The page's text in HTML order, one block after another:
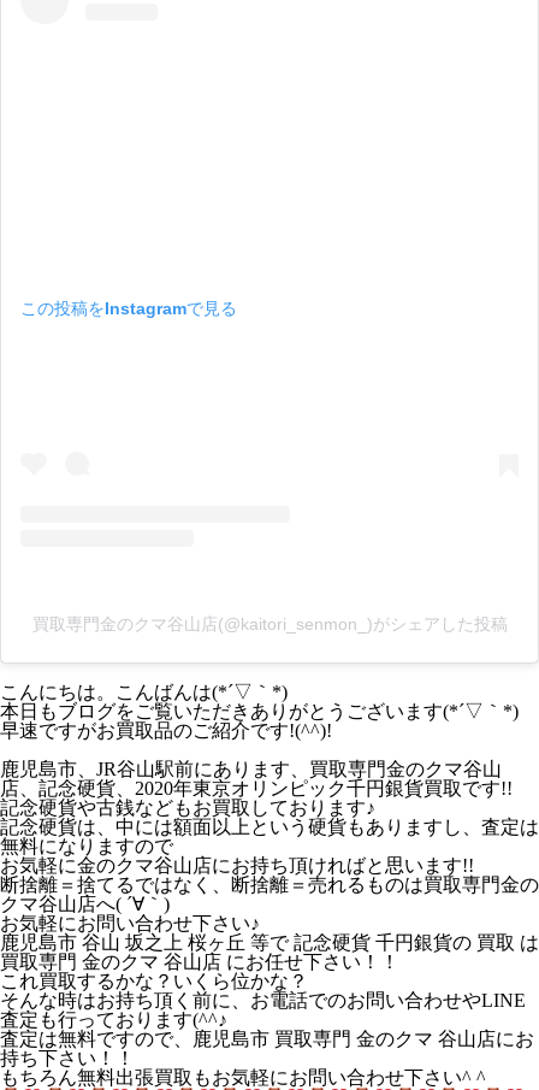
この投稿をInstagramで見る
買取専門金のクマ谷山店(@kaitori_senmon_)がシェアした投稿
こんにちは。こんばんは(*´▽｀*)
本日もブログをご覧いただきありがとうございます(*´▽｀*)
早速ですがお買取品のご紹介です!(^^)!
鹿児島市、JR谷山駅前にあります、買取専門金のクマ谷山
店、記念硬貨、2020年東京オリンピック千円銀貨買取です!!
記念硬貨や古銭などもお買取しております♪
記念硬貨は、中には額面以上という硬貨もありますし、査定は
無料になりますので
お気軽に金のクマ谷山店にお持ち頂ければと思います!!
断捨離＝捨てるではなく、断捨離＝売れるものは買取専門金の
クマ谷山店へ( ´∀｀)
お気軽にお問い合わせ下さい♪
鹿児島市 谷山 坂之上 桜ヶ丘 等で 記念硬貨 千円銀貨の 買取 は
買取専門 金のクマ 谷山店 にお任せ下さい！！
これ買取するかな？いくら位かな？
そんな時はお持ち頂く前に、お電話でのお問い合わせやLINE
査定も行っております(^^♪
査定は無料ですので、鹿児島市 買取専門 金のクマ 谷山店にお
持ち下さい！！
もちろん無料出張買取もお気軽にお問い合わせ下さい^ ^